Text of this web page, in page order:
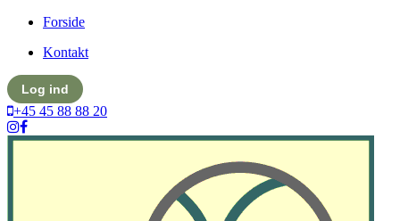
Forside
Kontakt
Log ind
+45 45 88 88 20